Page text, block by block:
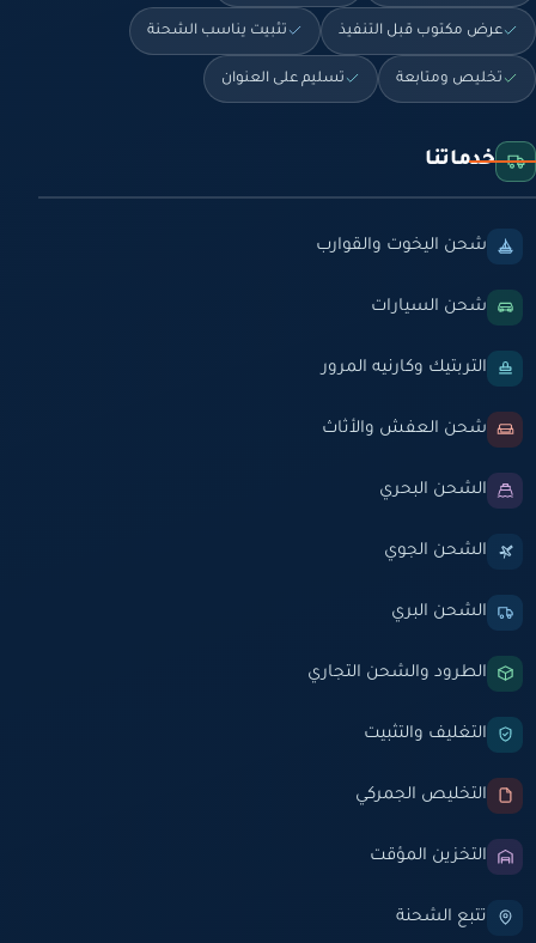
عرض مكتوب قبل التنفيذ تثبيت يناسب الشحنة
تخليص ومتابعة تسليم على العنوان
خدماتنا
شحن اليخوت والقوارب
شحن السيارات
التربتيك وكارنيه المرور
شحن العفش والأثاث
الشحن البحري
الشحن الجوي
الشحن البري
الطرود والشحن التجاري
التغليف والتثبيت
التخليص الجمركي
التخزين المؤقت
تتبع الشحنة